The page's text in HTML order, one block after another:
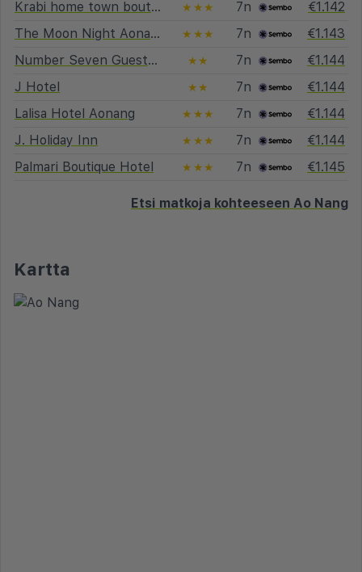
Krabi home town boutique ★★★ 7n
€1.142
The Moon Night Aonang Hotel
★★★ 7n
€1.143
Number Seven Guesthouse
★★ 7n
€1.144
J Hotel
★★ 7n
€1.144
Lalisa Hotel Aonang
★★★ 7n
€1.144
J. Holiday Inn
★★★ 7n
€1.144
Palmari Boutique Hotel
★★★ 7n €1.145
Etsi matkoja kohteeseen Ao Nang
Kartta